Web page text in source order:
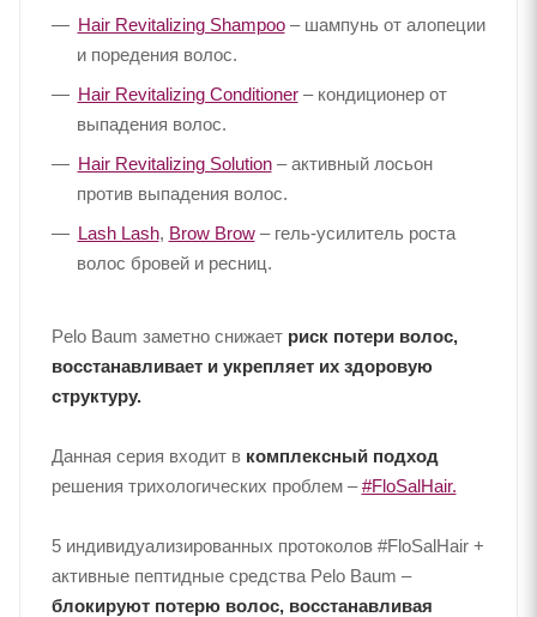
Hair Revitalizing Shampoo– шампунь от алопеции
и поредения волос.
Hair Revitalizing Conditioner– кондиционер от
выпадения волос.
Hair Revitalizing Solution– активный лосьон
против выпадения волос.
Lash Lash, Brow Brow– гель-усилитель роста
волос бровей и ресниц.
Pelo Baum заметно снижает риск потери волос,
восстанавливает и укрепляет их здоровую
структуру.
Данная серия входит в комплексный подход
решения трихологических проблем –#FloSalHair.
5 индивидуализированных протоколов #FloSalHair +
активные пептидные средства Pelo Baum –
блокируют потерю волос, восстанавливая